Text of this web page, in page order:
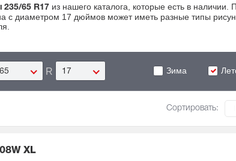
235/65 R17 из нашего каталога, которые есть в
с диаметром 17 дюймов может иметь разные типы
65 R 17 Зима
Сортировать:
XL